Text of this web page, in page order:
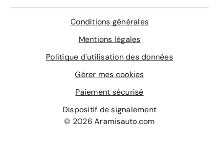
Conditions générales
Mentions légales
Politique d'utilisation des données
Gérer mes cookies
Paiement sécurisé
Dispositif de signalement
© 2026 Aramisauto.com